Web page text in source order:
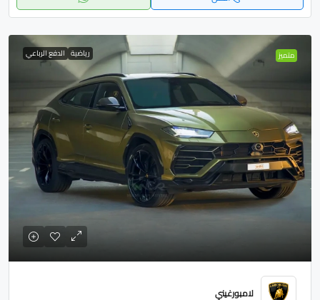
متميز رياضية الدفع الرباعي
لامبورغيني